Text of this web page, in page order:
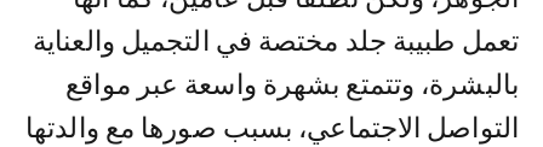
تعمل طبيبة جلد مختصة في التجميل والعناية
بالبشرة، وتتمتع بشهرة واسعة ‏عبر مواقع
التواصل الاجتماعي، بسبب صورها مع والدتها